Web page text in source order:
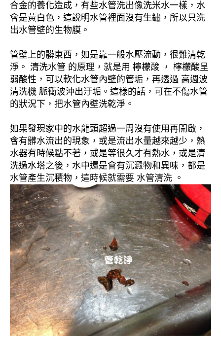
合金的養化造成，有些水管洗出像洗米水一樣，水
會是黃白色，這說明水管裡面沒有生鏽，所以只洗
出水管壁的生物膜。
管壁上的髒東西，如是靠一般水壓流動，很難清乾
淨。 清洗水管 的原理，就是用 檸檬酸 ， 檸檬酸呈
弱酸性，可以軟化水管內壁的管垢，再透過 高週波
清洗機 脈衝波沖出汙垢。這樣的話，可在不傷水管
的狀況下，把水管內壁洗乾淨。
如果發現家中的水龍頭超過一周沒有使用再開啟，
會有髒水流出的現象，或是流出水量越來越少，熱
水器有時候點不著，或是等很久才有熱水，或是清
洗過水塔之後，水中還是會有沉澱物和異味，都是
水管產生沉積物，這時候就需要 水管清洗 。